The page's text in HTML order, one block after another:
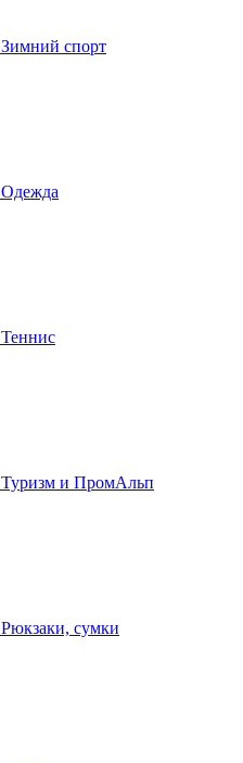
Зимний спорт
Одежда
Теннис
Туризм и ПромАльп
Рюкзаки, сумки